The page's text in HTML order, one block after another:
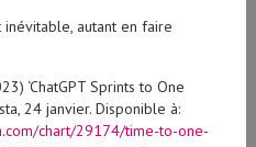
inévitable, autant en faire
‘ChatGPT Sprints to One
24 janvier. Disponible à:
chart/29174/time-to-one-